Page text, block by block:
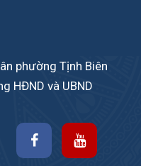
phường Tịnh Biên
HĐND và UBND